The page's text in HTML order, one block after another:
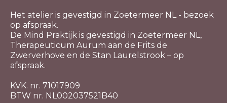
Het atelier is gevestigd in Zoetermeer NL - bezoek
op afspraak.
De Mind Praktijk is gevestigd in Zoetermeer NL,
Therapeuticum Aurum aan de Frits de
Zwerverhove en de Stan Laurelstrook – op
afspraak.
KVK. nr. 71017909
BTW nr. NL002037521B40